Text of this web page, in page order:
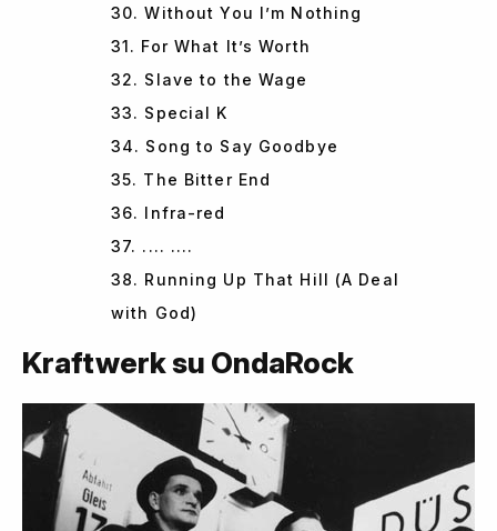
30. Without You I’m Nothing
31. For What It’s Worth
32. Slave to the Wage
33. Special K
34. Song to Say Goodbye
35. The Bitter End
36. Infra-red
37. .... ....
38. Running Up That Hill (A Deal
with God)
Kraftwerk su OndaRock